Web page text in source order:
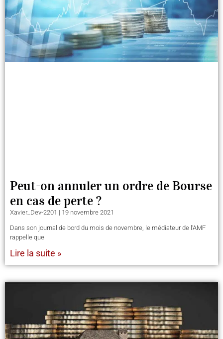
Peut-on annuler un ordre de Bourse
en cas de perte ?
Xavier_Dev-2201 19 novembre 2021
Dans son journal de bord du mois de novembre, le médiateur de l’AMF
rappelle que
Lire la suite »